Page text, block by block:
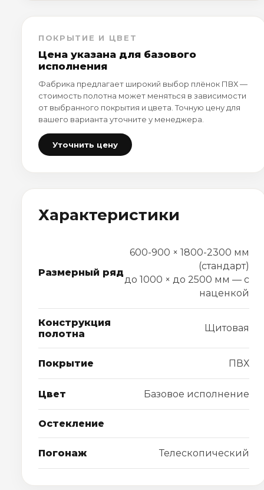
ПОКРЫТИЕ И ЦВЕТ
Цена указана для базового
исполнения
Фабрика предлагает широкий выбор плёнок ПВХ —
стоимость полотна может меняться в зависимости
от выбранного покрытия и цвета. Точную цену для
вашего варианта уточните у менеджера.
Уточнить цену
Характеристики
Размерный ряд
600-900 × 1800-2300 мм
(стандарт)
до 1000 × до 2500 мм — с
наценкой
Конструкция
полотна
Щитовая
Покрытие ПВХ
Цвет Базовое исполнение
Остекление
Погонаж Телескопический